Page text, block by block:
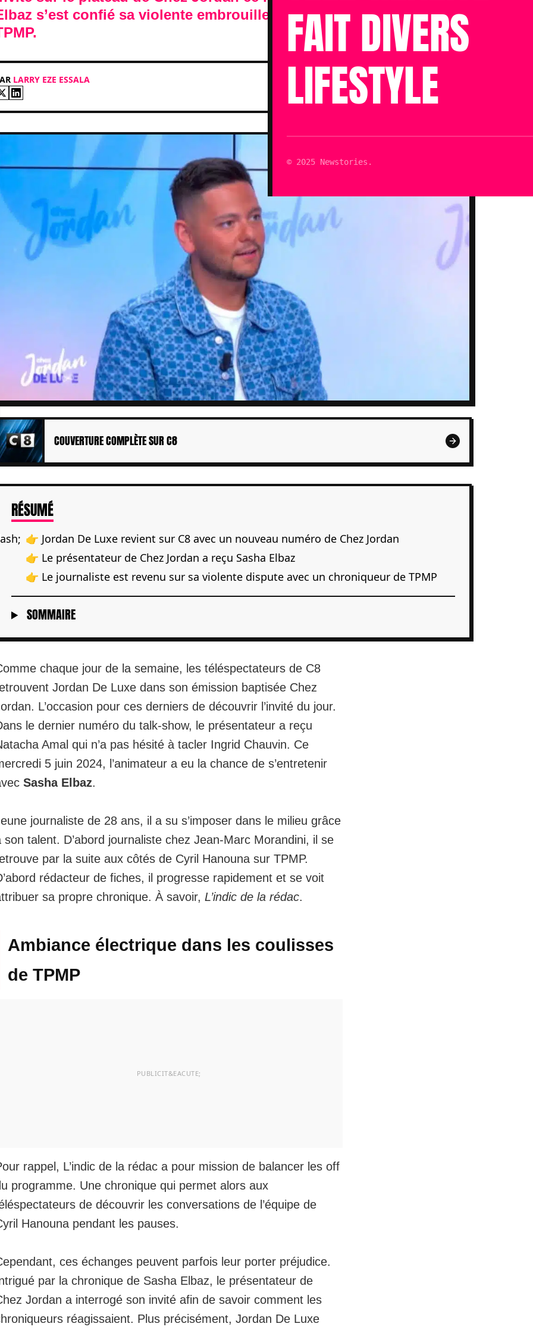
FAIT DIVERS
LIFESTYLE
© 2025 Newstories.
s’est confié sa violente embrouille avec un chroniqueur de
LARRY EZE ESSALA
Publié le 05 Juin 2024 à 13h09
Mis à jour le 05 Juin 2024 à 13h10
Lecture : 3 min
COUVERTURE COMPLÈTE SUR C8
RÉSUMÉDE L'ARTICLE
👉 Jordan De Luxe revient sur C8 avec un nouveau numéro de Chez Jordan
👉 Le présentateur de Chez Jordan a reçu Sasha Elbaz
👉 Le journaliste est revenu sur sa violente dispute avec un chroniqueur de TPMP
SOMMAIRE
chaque jour de la semaine, les téléspectateurs de C8
Jordan De Luxe dans son émission baptisée Chez
L’occasion pour ces derniers de découvrir l’invité du jour.
le dernier numéro du talk-show, le présentateur a reçu
Amal qui n’a pas hésité à tacler Ingrid Chauvin. Ce
5 juin 2024, l’animateur a eu la chance de s’entretenir
Sasha Elbaz.
journaliste de 28 ans, il a su s’imposer dans le milieu grâce
son talent. D’abord journaliste chez Jean-Marc Morandini, il se
par la suite aux côtés de Cyril Hanouna sur TPMP.
rédacteur de fiches, il progresse rapidement et se voit
sa propre chronique. À savoir, L’indic de la rédac.
Ambiance électrique dans les coulisses
de TPMP
rappel, L’indic de la rédac a pour mission de balancer les off
programme. Une chronique qui permet alors aux
de découvrir les conversations de l’équipe de
Hanouna pendant les pauses.
ces échanges peuvent parfois leur porter préjudice.
par la chronique de Sasha Elbaz, le présentateur de
Jordan a interrogé son invité afin de savoir comment les
réagissaient. Plus précisément, Jordan De Luxe